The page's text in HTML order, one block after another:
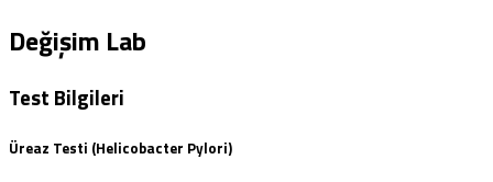
Değişim Lab
Test Bilgileri
Üreaz Testi (Helicobacter Pylori)